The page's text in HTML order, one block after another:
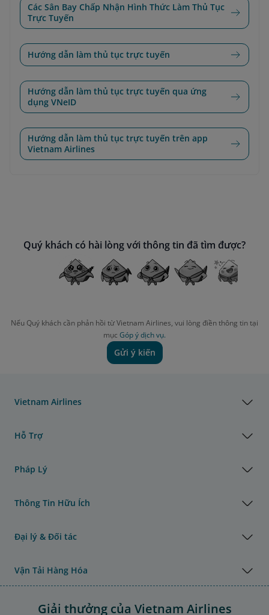
Các Sân Bay Chấp Nhận Hình Thức Làm Thủ Tục
Trực Tuyến
Hướng dẫn làm thủ tục trực tuyến
Hướng dẫn làm thủ tục trực tuyến qua ứng
dụng VNeID
Hướng dẫn làm thủ tục trực tuyến trên app
Vietnam Airlines
Quý khách có hài lòng với thông tin đã tìm được?
Nếu Quý khách cần phản hồi từ Vietnam Airlines, vui lòng điền thông tin tại
mục Góp ý dịch vụ.
Gửi ý kiến
Vietnam Airlines
Hỗ Trợ
Pháp Lý
Thông Tin Hữu Ích
Đại lý & Đối tác
Vận Tải Hàng Hóa
Giải thưởng của Vietnam Airlines